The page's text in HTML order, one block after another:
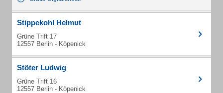
Stippekohl Helmut
Grüne Trift 17
12557 Berlin - Köpenick
Stöter Ludwig
Grüne Trift 16
12557 Berlin - Köpenick